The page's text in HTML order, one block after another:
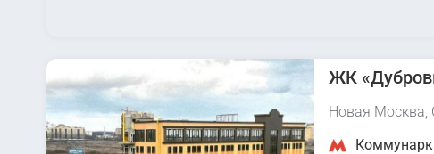
ЖК
Новая Москва,